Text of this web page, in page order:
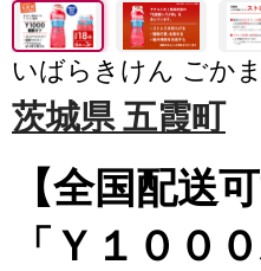
いばらきけん ごか
茨城県 五霞町
【全国配送
「Ｙ１００